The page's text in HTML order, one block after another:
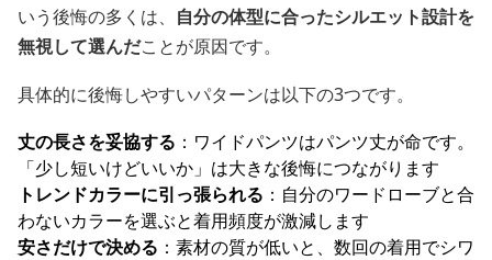
いう後悔の多くは、 自分の体型に合ったシルエット設計を
無視して選んだことが原因です。
具体的に後悔しやすいパターンは以下の3つです。
丈の長さを妥協する ：ワイドパンツはパンツ丈が命です。
「少し短いけどいいか」は大きな後悔につながります
トレンドカラーに引っ張られる ：自分のワードローブと合
わないカラーを選ぶと着用頻度が激減します
安さだけで決める ：素材の質が低いと、数回の着用でシワ